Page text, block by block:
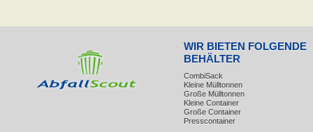
WIR BIETEN FOLGENDE
BEHÄLTER
CombiSack
Kleine Mülltonnen
Große Mülltonnen
Kleine Container
Große Container
Presscontainer